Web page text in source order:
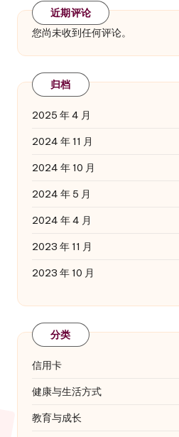
近期评论
您尚未收到任何评论。
归档
2025 年 4 月
2024 年 11 月
2024 年 10 月
2024 年 5 月
2024 年 4 月
2023 年 11 月
2023 年 10 月
分类
信用卡
健康与生活方式
教育与成长